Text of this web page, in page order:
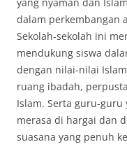
dalam perkembangan
Sekolah-sekolah ini
mendukung siswa
dengan nilai-nilai
ruang ibadah,
Islam. Serta guru-guru
merasa di hargai dan
suasana yang penuh